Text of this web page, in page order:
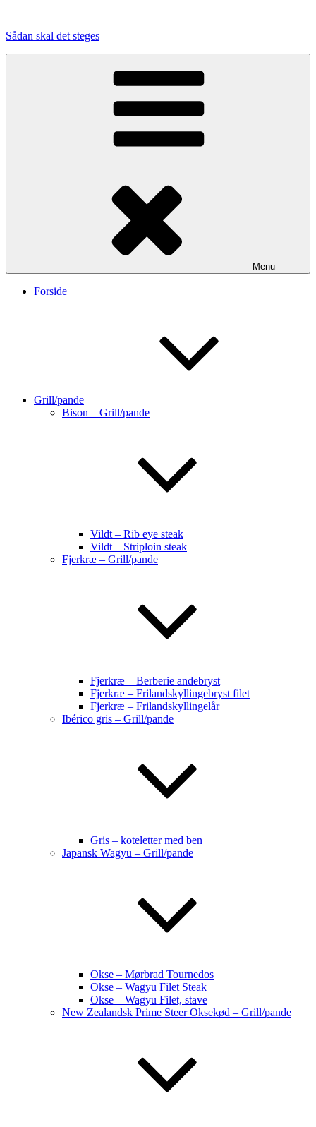
indhold
Sådan skal det steges
Menu
Forside
Grill/pande
Bison – Grill/pande
Vildt – Rib eye steak
Vildt – Striploin steak
Fjerkræ – Grill/pande
Fjerkræ – Berberie andebryst
Fjerkræ – Frilandskyllingebryst filet
Fjerkræ – Frilandskyllingelår
Ibérico gris – Grill/pande
Gris – koteletter med ben
Japansk Wagyu – Grill/pande
Okse – Mørbrad Tournedos
Okse – Wagyu Filet Steak
Okse – Wagyu Filet, stave
New Zealandsk Prime Steer Oksekød – Grill/pande